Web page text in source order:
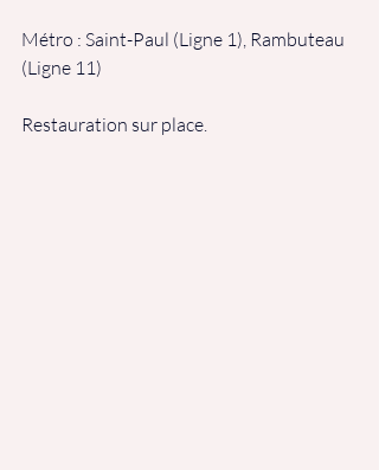
Métro : Saint-Paul (Ligne 1), Rambuteau
(Ligne 11)
Restauration sur place.